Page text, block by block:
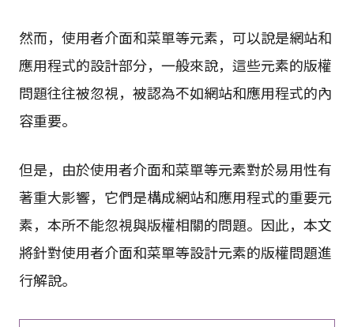
然而，使用者介面和菜單等元素，可以說是網站和
應用程式的設計部分，一般來說，這些元素的版權
問題往往被忽視，被認為不如網站和應用程式的內
容重要。
但是，由於使用者介面和菜單等元素對於易用性有
著重大影響，它們是構成網站和應用程式的重要元
素，本所不能忽視與版權相關的問題。因此，本文
將針對使用者介面和菜單等設計元素的版權問題進
行解說。